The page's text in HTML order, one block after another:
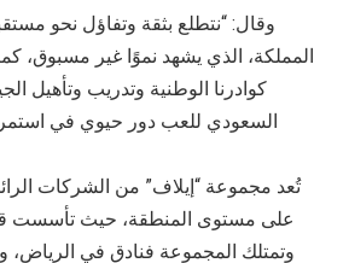
وقال: “نتطلع بثقة وتفاؤل نحو
المملكة، الذي يشهد نموًا غير مسبوق،
كوادرنا الوطنية وتدريب وتأهيل
السعودي للعب دور حيوي في
تُعد مجموعة “إيلاف” من الشركات
وتمتلك المجموعة فنادق في الرياض،